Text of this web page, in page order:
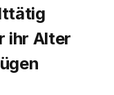
ihr Alter